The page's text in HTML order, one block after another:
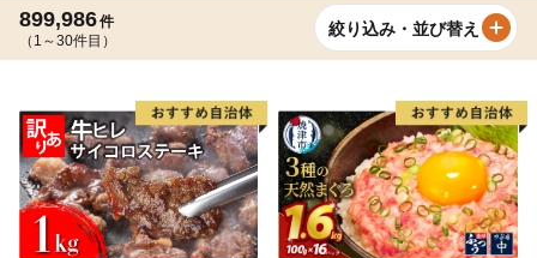
899,986件
（1～30件目）
絞り込み・並び替え